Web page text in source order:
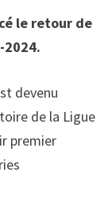
le retour de
2024.
devenu
de la Ligue
premier